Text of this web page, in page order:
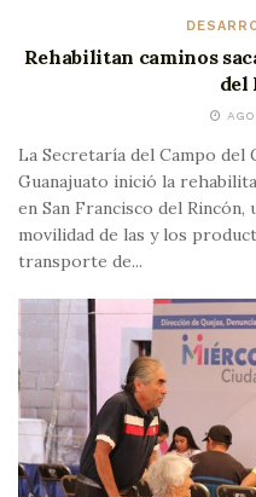
Rehabilitan caminos
del
La Secretaría del Campo del
Guanajuato inició la
en San Francisco del
movilidad de las y los
transporte de...